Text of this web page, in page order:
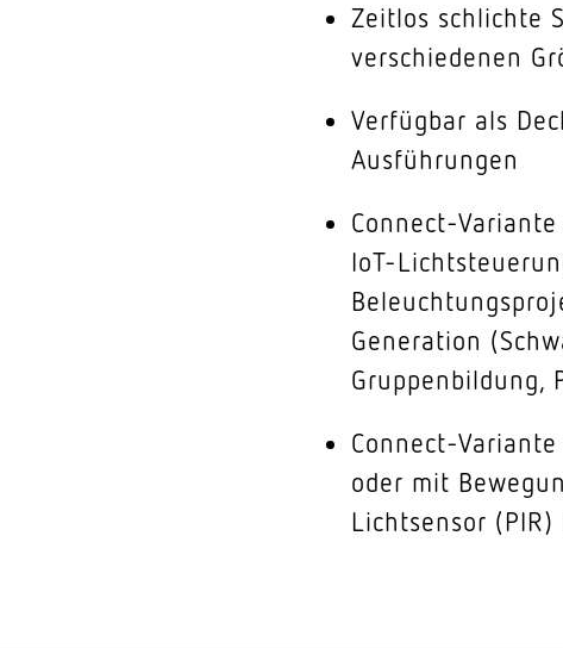
Zeitlos schlichte
verschiedenen
Verfügbar als
Ausführungen
Connect-
IoT-
Generation
Gruppenbildung,
Connect-
oder mit
Lichtsensor